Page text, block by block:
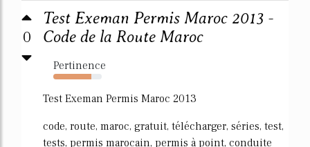
0
Test Exeman Permis Maroc 2013 -
Code de la Route Maroc
Pertinence
78%
Test Exeman Permis Maroc 2013
code, route, maroc, gratuit, télécharger, séries, test,
tests, permis marocain, permis à point, conduite